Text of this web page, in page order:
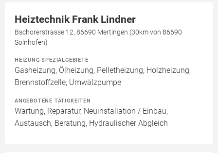
Heiztechnik Frank Lindner
Bschorerstrasse 12, 86690 Mertingen (30km von 86690
Solnhofen)
HEIZUNG SPEZIALGEBIETE
Gasheizung, Ölheizung, Pelletheizung, Holzheizung,
Brennstoffzelle, Umwälzpumpe
ANGEBOTENE TÄTIGKEITEN
Wartung, Reparatur, Neuinstallation / Einbau,
Austausch, Beratung, Hydraulischer Abgleich